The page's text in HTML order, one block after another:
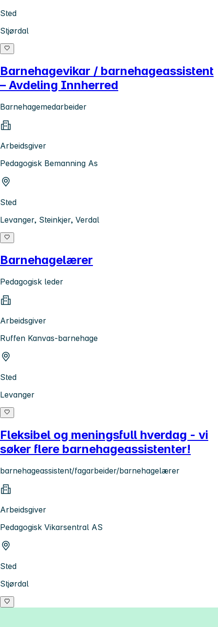
Sted
Stjørdal
Barnehagevikar / barnehageassistent
– Avdeling Innherred
Barnehagemedarbeider
Arbeidsgiver
Pedagogisk Bemanning As
Sted
Levanger, Steinkjer, Verdal
Barnehagelærer
Pedagogisk leder
Arbeidsgiver
Ruffen Kanvas-barnehage
Sted
Levanger
Fleksibel og meningsfull hverdag - vi
søker flere barnehageassistenter!
barnehageassistent/fagarbeider/barnehagelærer
Arbeidsgiver
Pedagogisk Vikarsentral AS
Sted
Stjørdal